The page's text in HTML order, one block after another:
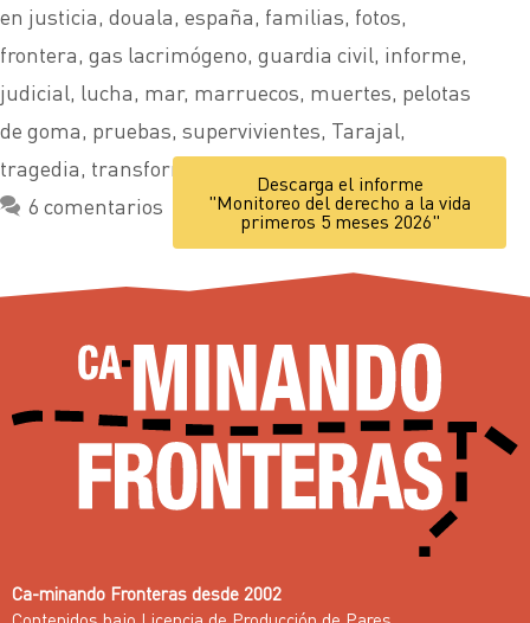
en justicia, douala, españa, familias, fotos,
frontera, gas lacrimógeno, guardia civil, informe,
judicial, lucha, mar, marruecos, muertes, pelotas
de goma, pruebas, supervivientes, Tarajal,
tragedia, transformar
6 comentarios
Descarga el informe
"Monitoreo del derecho a la vida
primeros 5 meses 2026"
Ca-minando Fronteras desde 2002